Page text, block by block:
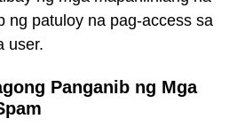
ng patuloy na pag-access sa
user.
Panganib ng Mga